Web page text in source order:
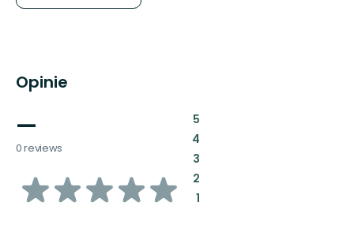
Opinie
—
0 reviews
z
5:
4:
3:
2:
1: